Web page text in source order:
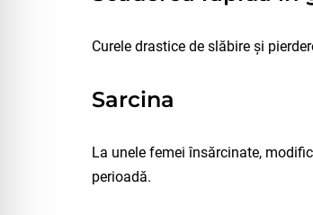
Curele drastice de slăbire și
Sarcina
La unele femei însărcinate,
perioadă.